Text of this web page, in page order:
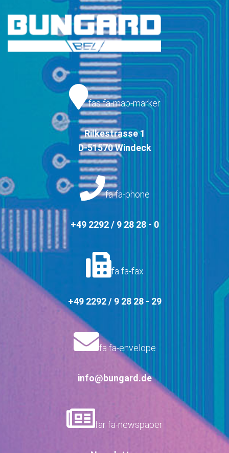
fas fa-map-marker
Rilkestrasse 1
D-51570 Windeck
fa fa-phone
+49 2292 / 9 28 28 - 0
fa fa-fax
+49 2292 / 9 28 28 - 29
fa fa-envelope
info@bungard.de
far fa-newspaper